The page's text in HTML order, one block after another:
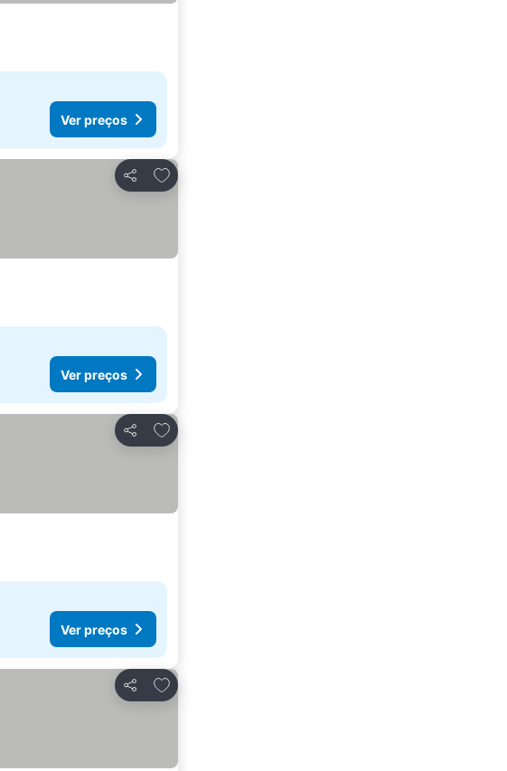
Ver preços
Partilhar
Adicionar aos favoritos
Ver preços
Partilhar
Adicionar aos favoritos
Ver preços
Partilhar
Adicionar aos favoritos